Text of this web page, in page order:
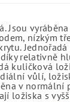
nízkým
relativně
kuličková
vůlí,
v
ložiska s